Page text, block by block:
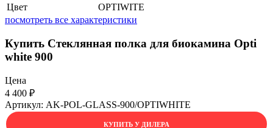
Цвет
OPTIWITE
посмотреть все характеристики
Купить Стеклянная полка для биокамина Opti
white 900
Цена
4 400 ₽
Артикул: AK-POL-GLASS-900/OPTIWHITE
КУПИТЬ У ДИЛЕРА